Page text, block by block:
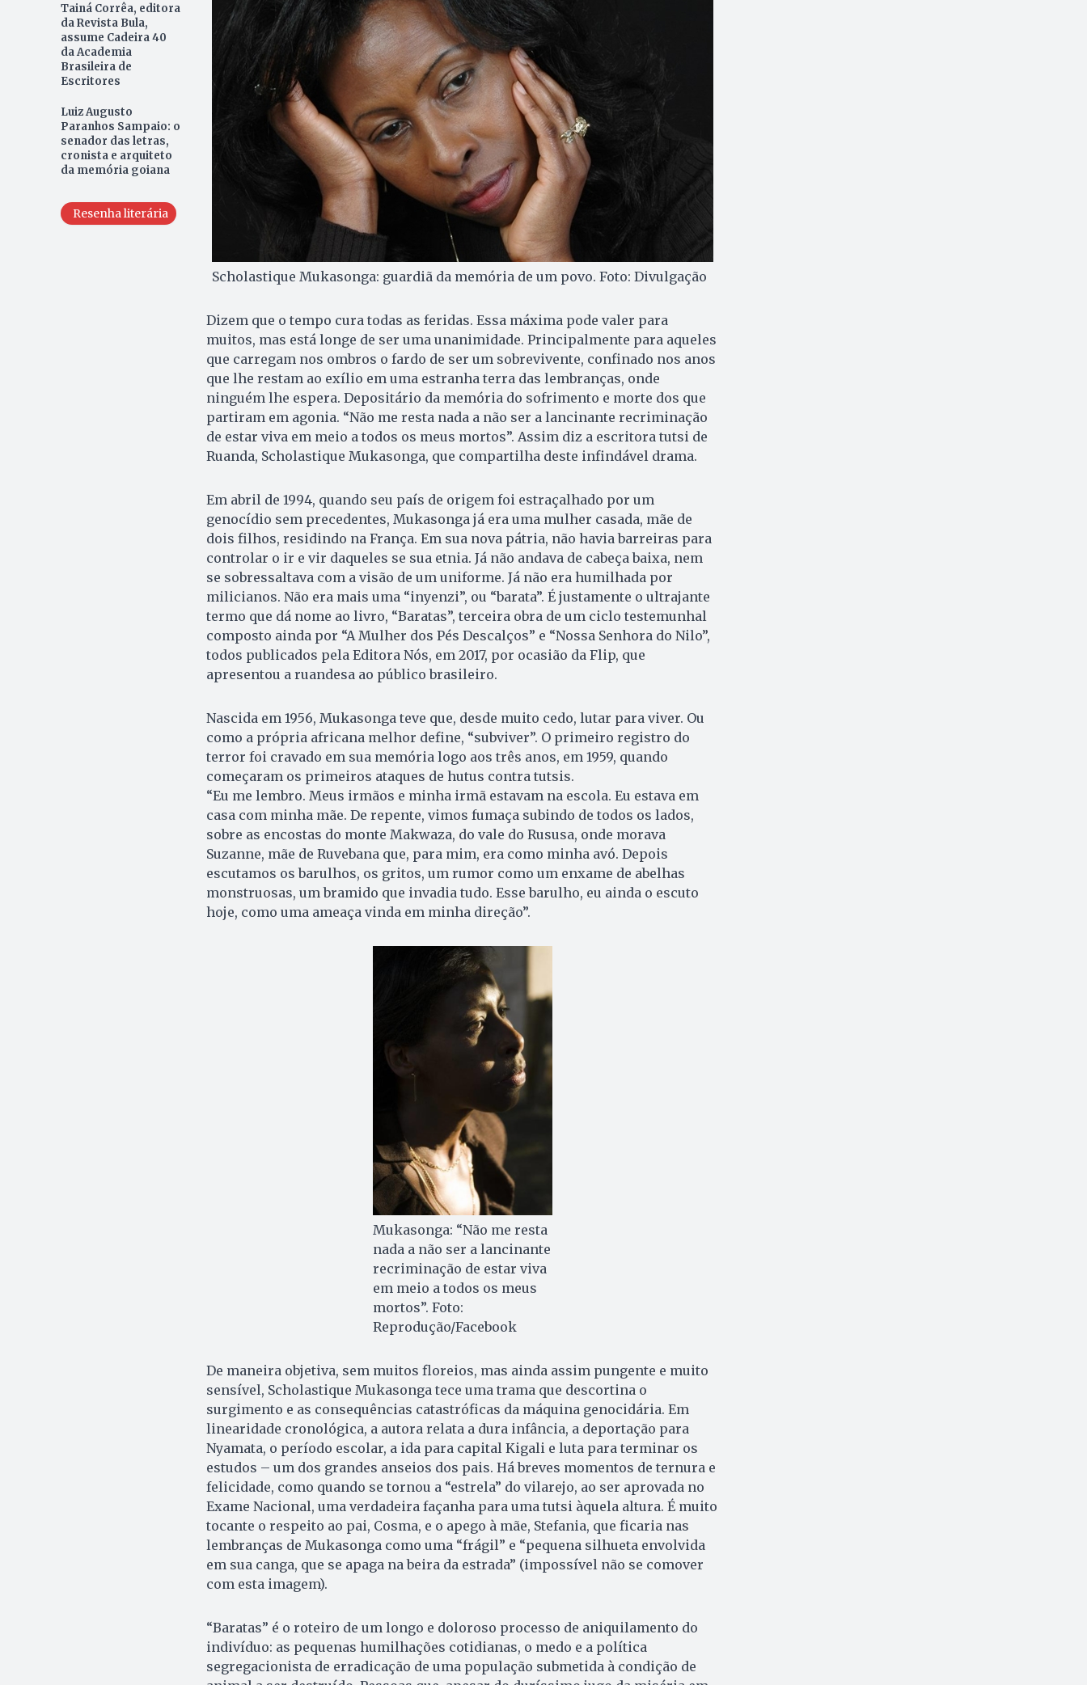
Tainá Corrêa, editora
da Revista Bula,
assume Cadeira 40
da Academia
Brasileira de
Escritores
Luiz Augusto
Paranhos Sampaio: o
senador das letras,
cronista e arquiteto
da memória goiana
Resenha literária
Scholastique Mukasonga: guardiã da memória de um povo. Foto: Divulgação
Dizem que o tempo cura todas as feridas. Essa máxima pode valer para
muitos, mas está longe de ser uma unanimidade. Principalmente para aqueles
que carregam nos ombros o fardo de ser um sobrevivente, confinado nos anos
que lhe restam ao exílio em uma estranha terra das lembranças, onde
ninguém lhe espera. Depositário da memória do sofrimento e morte dos que
partiram em agonia. “Não me resta nada a não ser a lancinante recriminação
de estar viva em meio a todos os meus mortos”. Assim diz a escritora tutsi de
Ruanda, Scholastique Mukasonga, que compartilha deste infindável drama.
Em abril de 1994, quando seu país de origem foi estraçalhado por um
genocídio sem precedentes, Mukasonga já era uma mulher casada, mãe de
dois filhos, residindo na França. Em sua nova pátria, não havia barreiras para
controlar o ir e vir daqueles se sua etnia. Já não andava de cabeça baixa, nem
se sobressaltava com a visão de um uniforme. Já não era humilhada por
milicianos. Não era mais uma “inyenzi”, ou “barata”. É justamente o ultrajante
termo que dá nome ao livro, “Baratas”, terceira obra de um ciclo testemunhal
composto ainda por “A Mulher dos Pés Descalços” e “Nossa Senhora do Nilo”,
todos publicados pela Editora Nós, em 2017, por ocasião da Flip, que
apresentou a ruandesa ao público brasileiro.
Nascida em 1956, Mukasonga teve que, desde muito cedo, lutar para viver. Ou
como a própria africana melhor define, “subviver”. O primeiro registro do
terror foi cravado em sua memória logo aos três anos, em 1959, quando
começaram os primeiros ataques de hutus contra tutsis.
“Eu me lembro. Meus irmãos e minha irmã estavam na escola. Eu estava em
casa com minha mãe. De repente, vimos fumaça subindo de todos os lados,
sobre as encostas do monte Makwaza, do vale do Rususa, onde morava
Suzanne, mãe de Ruvebana que, para mim, era como minha avó. Depois
escutamos os barulhos, os gritos, um rumor como um enxame de abelhas
monstruosas, um bramido que invadia tudo. Esse barulho, eu ainda o escuto
hoje, como uma ameaça vinda em minha direção”.
Mukasonga: “Não me resta
nada a não ser a lancinante
recriminação de estar viva
em meio a todos os meus
mortos”. Foto:
Reprodução/Facebook
De maneira objetiva, sem muitos floreios, mas ainda assim pungente e muito
sensível, Scholastique Mukasonga tece uma trama que descortina o
surgimento e as consequências catastróficas da máquina genocidária. Em
linearidade cronológica, a autora relata a dura infância, a deportação para
Nyamata, o período escolar, a ida para capital Kigali e luta para terminar os
estudos – um dos grandes anseios dos pais. Há breves momentos de ternura e
felicidade, como quando se tornou a “estrela” do vilarejo, ao ser aprovada no
Exame Nacional, uma verdadeira façanha para uma tutsi àquela altura. É muito
tocante o respeito ao pai, Cosma, e o apego à mãe, Stefania, que ficaria nas
lembranças de Mukasonga como uma “frágil” e “pequena silhueta envolvida
em sua canga, que se apaga na beira da estrada” (impossível não se comover
com esta imagem).
“Baratas” é o roteiro de um longo e doloroso processo de aniquilamento do
indivíduo: as pequenas humilhações cotidianas, o medo e a política
segregacionista de erradicação de uma população submetida à condição de